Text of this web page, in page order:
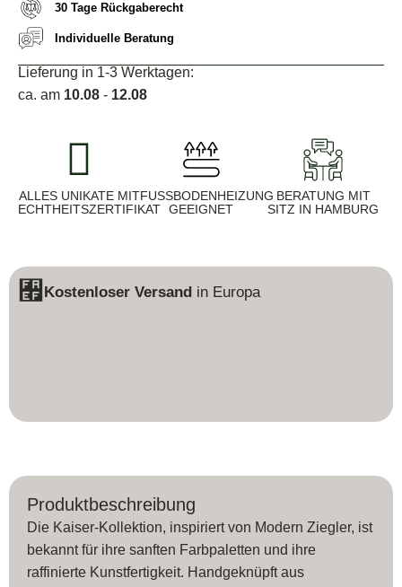
30 Tage Rückgaberecht
Individuelle Beratung
Lieferung in 1-3 Werktagen:
ca. am 10.08 - 12.08
ALLES UNIKATE MIT
ECHTHEITSZERTIFIKAT
FUSSBODENHEIZUNG G
EEIGNET
BERATUNG MIT
SITZ IN HAMBURG
Kostenloser Versand in Europa
Produktbeschreibung
Die Kaiser-Kollektion, inspiriert von Modern Ziegler, ist
bekannt für ihre sanften Farbpaletten und ihre
raffinierte Kunstfertigkeit. Handgeknüpft aus